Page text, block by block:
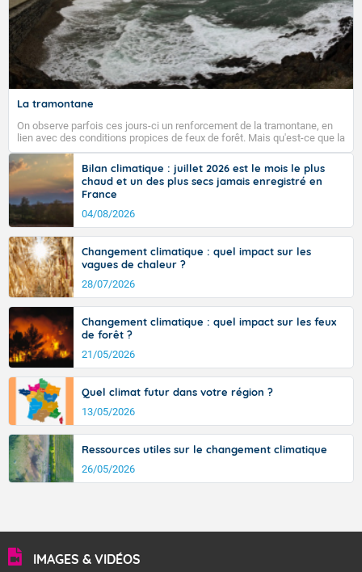
La tramontane
On observe parfois ces jours-ci un renforcement de la tramontane, en
lien avec des conditions propices de feux de forêt. Mais qu'est-ce que la
tramontane ? Quelles sont ses caractéristiques ? La tramontane est un
vent turbulent soufflant de secteur nord-ouest à nord, ou ouest à nord-
ouest, dans un secteur qui part du Roussillon à la vallée de l’Aude et à
l’ouest de l’Hérault. L’étymologie de ce vent vient du latin trasmontanus,
signifiant au-delà des monts, en allusion aux régions montagneuses
d’où provient ce vent.
Bilan climatique : juillet 2026 est le mois le plus
chaud et un des plus secs jamais enregistré en
France
04/08/2026
Changement climatique : quel impact sur les
vagues de chaleur ?
28/07/2026
Changement climatique : quel impact sur les feux
de forêt ?
21/05/2026
Quel climat futur dans votre région ?
13/05/2026
Ressources utiles sur le changement climatique
26/05/2026
IMAGES & VIDÉOS